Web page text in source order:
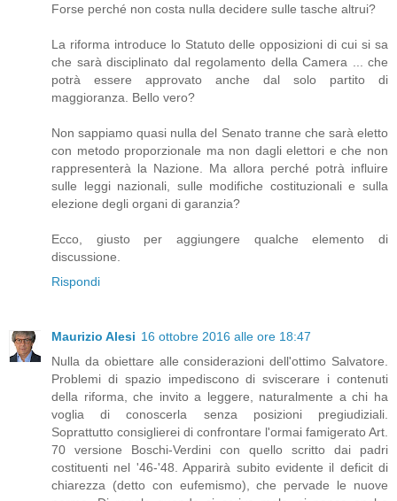
Forse perché non costa nulla decidere sulle tasche altrui?
La riforma introduce lo Statuto delle opposizioni di cui si sa
che sarà disciplinato dal regolamento della Camera ... che
potrà essere approvato anche dal solo partito di
maggioranza. Bello vero?
Non sappiamo quasi nulla del Senato tranne che sarà eletto
con metodo proporzionale ma non dagli elettori e che non
rappresenterà la Nazione. Ma allora perché potrà influire
sulle leggi nazionali, sulle modifiche costituzionali e sulla
elezione degli organi di garanzia?
Ecco, giusto per aggiungere qualche elemento di
discussione.
Rispondi
Maurizio Alesi 16 ottobre 2016 alle ore 18:47
Nulla da obiettare alle considerazioni dell'ottimo Salvatore.
Problemi di spazio impediscono di sviscerare i contenuti
della riforma, che invito a leggere, naturalmente a chi ha
voglia di conoscerla senza posizioni pregiudiziali.
Soprattutto consiglierei di confrontare l'ormai famigerato Art.
70 versione Boschi-Verdini con quello scritto dai padri
costituenti nel '46-'48. Apparirà subito evidente il deficit di
chiarezza (detto con eufemismo), che pervade le nuove